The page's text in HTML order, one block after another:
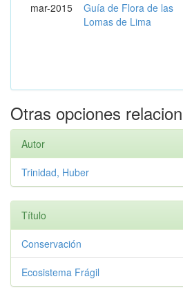
mar-2015
Guía de Flora de las
Lomas de Lima
Otras opciones
Autor
Trinidad, Huber
Título
Conservación
Ecosistema Frágil